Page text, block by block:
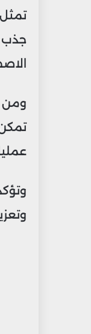
جذب
ومن